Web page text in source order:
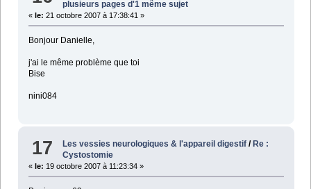
plusieurs pages d'1 même sujet
« le: 21 octobre 2007 à 17:38:41 »
Bonjour Danielle,
j'ai le même problème que toi
Bise
nini084
17 Les vessies neurologiques & l'appareil digestif / Re :
Cystostomie
« le: 19 octobre 2007 à 11:23:34 »